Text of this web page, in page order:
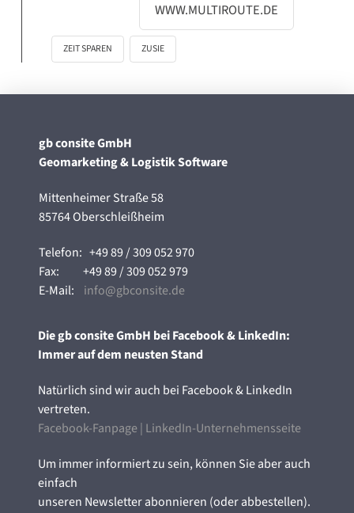
WWW.MULTIROUTE.DE
ZEIT SPAREN ZUSIE
gb consite GmbH
Geomarketing & Logistik Software
Mittenheimer Straße 58
85764 Oberschleißheim
Telefon:+49 89 / 309 052 970
Fax:+49 89 / 309 052 979
E-Mail: info@gbconsite.de
Die gb consite GmbH bei Facebook & LinkedIn:
Immer auf dem neusten Stand
Natürlich sind wir auch bei Facebook & LinkedIn
vertreten.
Facebook-Fanpage| LinkedIn-Unternehmensseite
Um immer informiert zu sein, können Sie aber auch
einfach
unseren Newsletter abonnieren (oder abbestellen).